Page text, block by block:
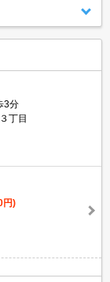
3分
丁目
円)